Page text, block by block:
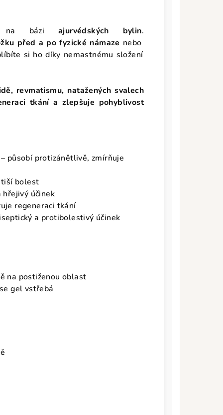
báziajurvédských bylin.
před a po fyzické námaze nebo
si ho díky nemastnému složení
revmatismu, natažených svalech
tkání a zlepšuje pohyblivost
působí protizánětlivě, zmírňuje
bolest
účinek
regeneraci tkání
a protibolestivý účinek
na postiženou oblast
gel vstřebá